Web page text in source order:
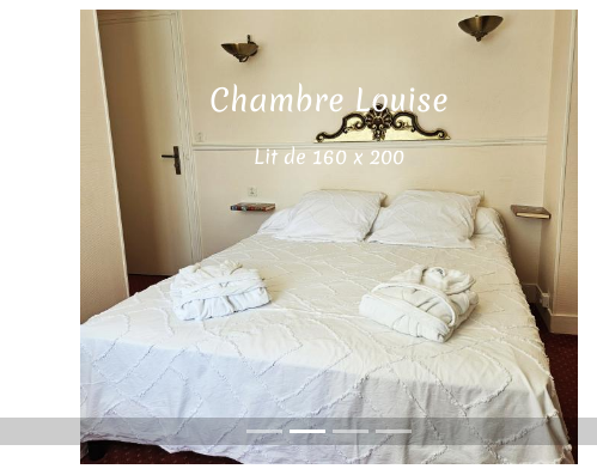
Chambre Louise
Lit de 160 x 200